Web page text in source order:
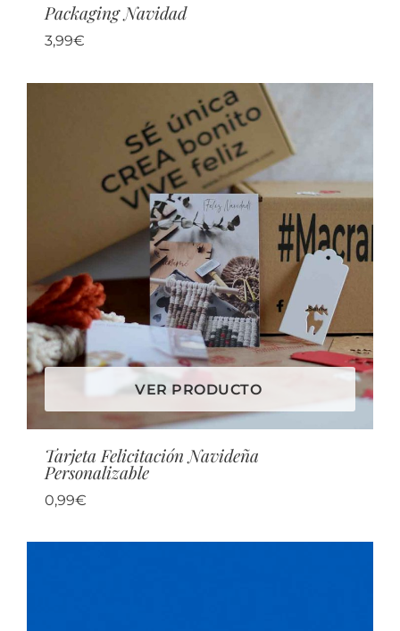
Packaging Navidad
3,99€
VER PRODUCTO
Tarjeta Felicitación Navideña
Personalizable
0,99€